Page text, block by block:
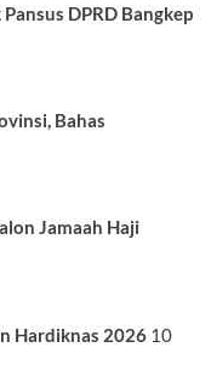
DPRD Bangkep
Bahas
Jamaah Haji
Hardiknas 2026 10